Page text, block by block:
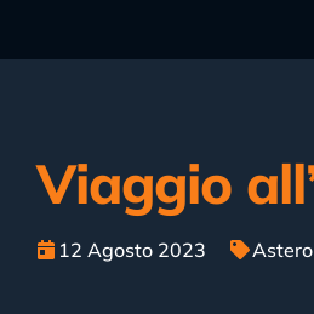
Viaggio
12 Agosto 2023